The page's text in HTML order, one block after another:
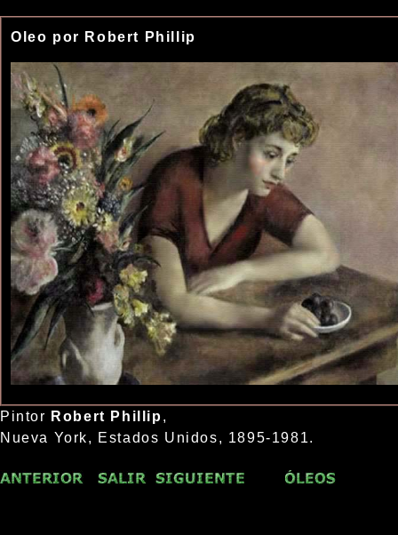
Oleo por Robert Phillip
Pintor Robert Phillip,
Nueva York, Estados Unidos, 1895-1981.